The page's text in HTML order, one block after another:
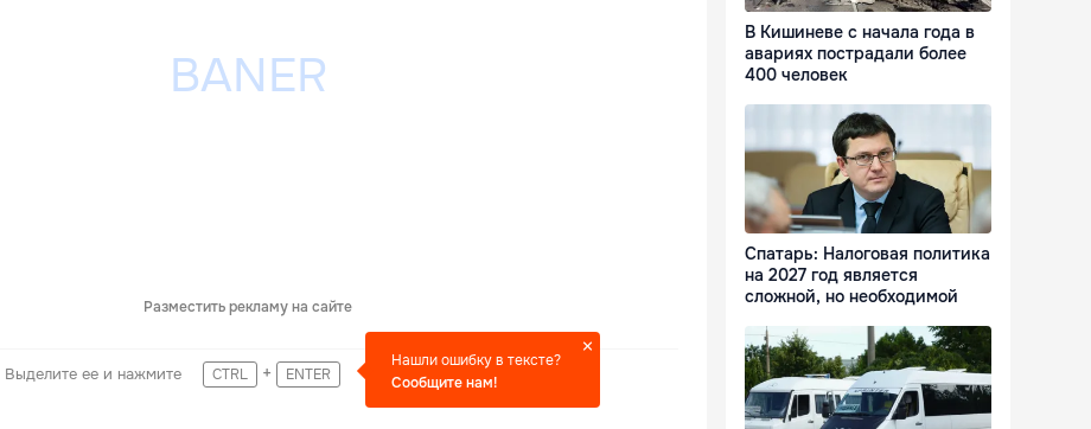
Разместить рекламу на сайте
Выделите ее и нажмите CTRL + ENTER
Нашли ошибку в тексте?
Сообщите нам!
В Кишиневе с начала года в
авариях пострадали более
400 человек
Спатарь: Налоговая политика
на 2027 год является
сложной, но необходимой